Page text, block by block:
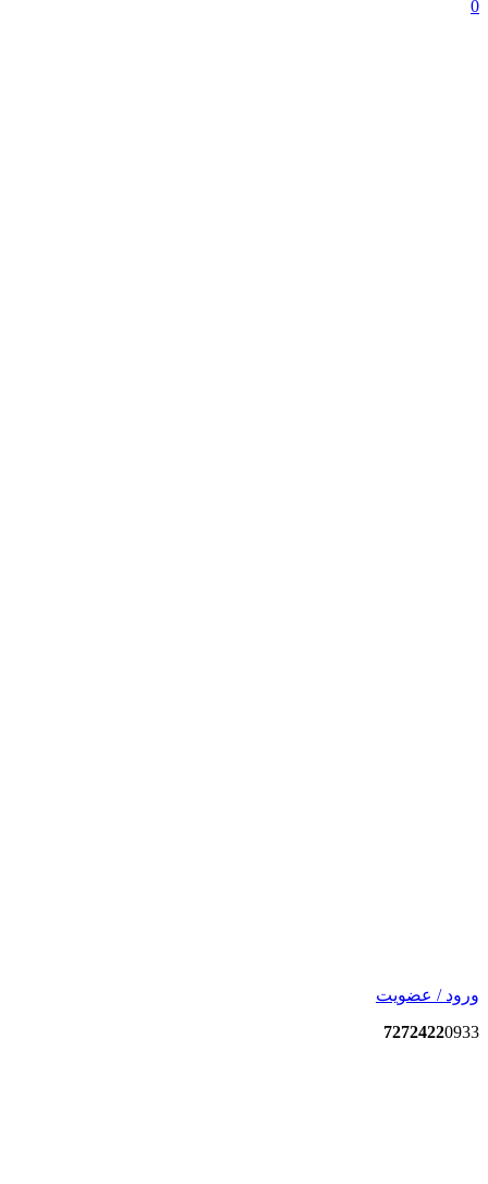
0
ورود / عضویت
72724220933